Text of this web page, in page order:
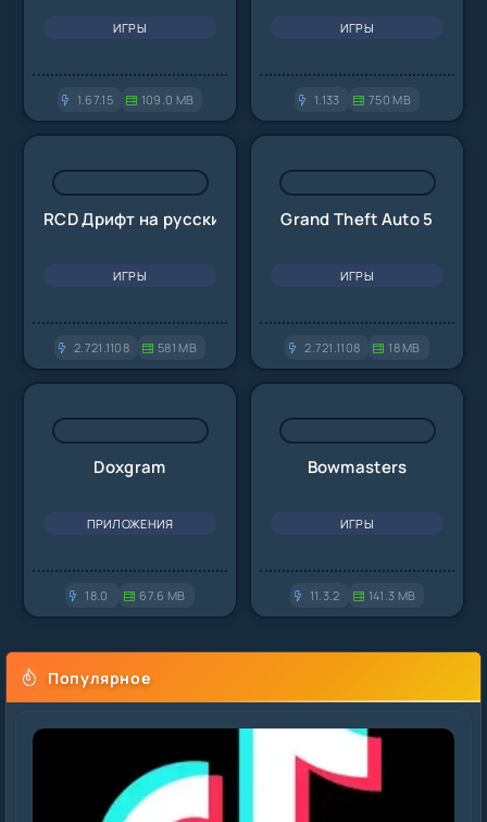
ИГРЫ
1.67.15 109.0 MB
ИГРЫ
1.133 750 MB
RCD Дрифт на русских машинах
ИГРЫ
2.721.1108 581 MB
Grand Theft Auto 5
ИГРЫ
2.721.1108 18 MB
Doxgram
ПРИЛОЖЕНИЯ
18.0 67.6 MB
Bowmasters
ИГРЫ
11.3.2 141.3 MB
Популярное